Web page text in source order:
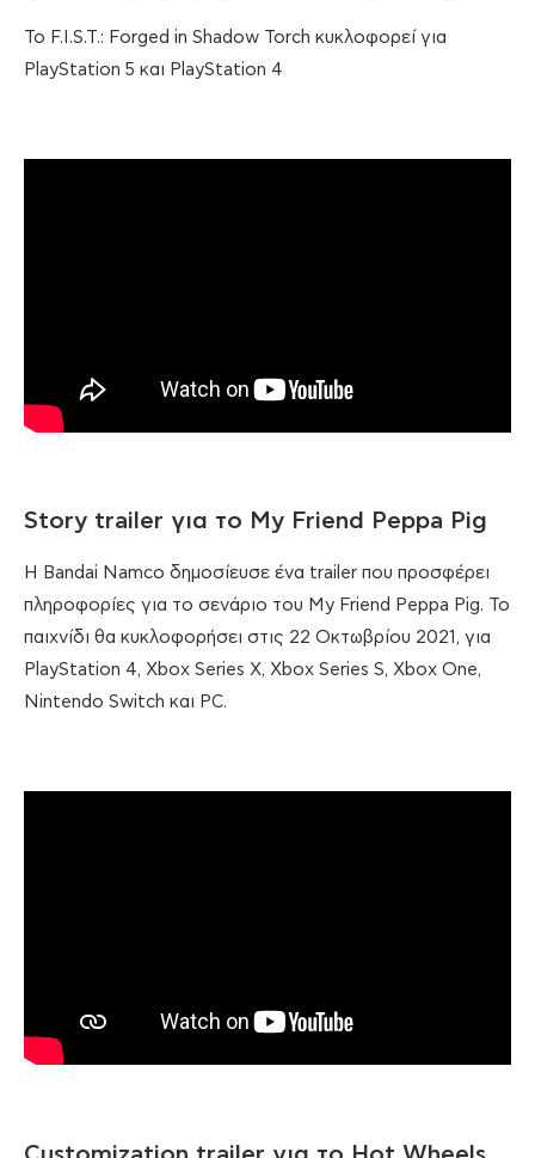
Το F.I.S.T.: Forged in Shadow Torch κυκλοφορεί για
PlayStation 5 και PlayStation 4
Story trailer για το My Friend Peppa Pig
Η Bandai Namco δημοσίευσε ένα trailer που προσφέρει
πληροφορίες για το σενάριο του My Friend Peppa Pig. Το
παιχνίδι θα κυκλοφορήσει στις 22 Οκτωβρίου 2021, για
PlayStation 4, Xbox Series X, Xbox Series S, Xbox One,
Nintendo Switch και PC.